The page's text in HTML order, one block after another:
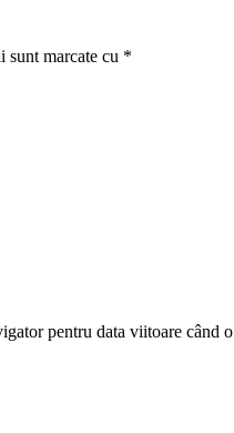
marcate cu *
pentru data viitoare când